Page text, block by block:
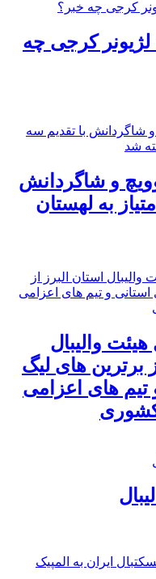
لژیونر کرجی چه
و شاگردانش
به لهستان
والیبال
برترین های لیگ
تیم های اعزامی